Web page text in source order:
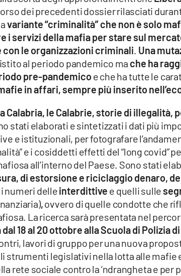
dei precedenti dossier rilasciati
variante “criminalità” che non è solo
i servizi della mafia per stare sul
con le organizzazioni criminali. Una
al periodo pandemico ma che ha
pre-pandemicoe che ha tutte le
in affari, sempre più inserito
Calabria, le Calabrie, storie di illegalità,
stati elaborati e sintetizzati i dati più
e istituzionali, per fotografare
e i cosiddetti effetti del “long covid”
all’interno del Paese. Sono stati
di estorsione e riciclaggio denaro,
i numeri delleinterdittive e quelli sulle
,ovvero di quelle condotte che
La ricerca sarà presentata nel
18 al 20 ottobre alla Scuola di Polizia
lavori di gruppo per una nuova
strumenti legislativi nella lotta alle mafie
rete sociale contro la ‘ndrangheta e